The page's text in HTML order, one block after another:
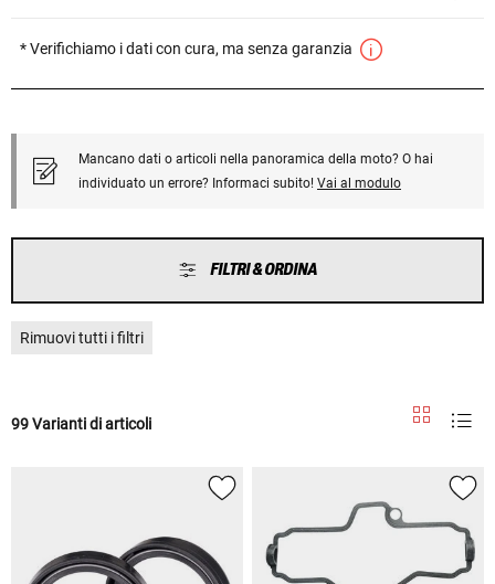
* Verifichiamo i dati con cura, ma senza garanzia
Mancano dati o articoli nella panoramica della moto? O hai
individuato un errore? Informaci subito! Vai al modulo
FILTRI & ORDINA
Rimuovi tutti i filtri
99 Varianti di articoli